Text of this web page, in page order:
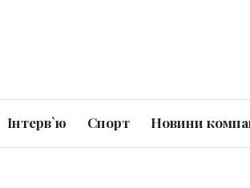
Інтерв`ю Спорт Новини